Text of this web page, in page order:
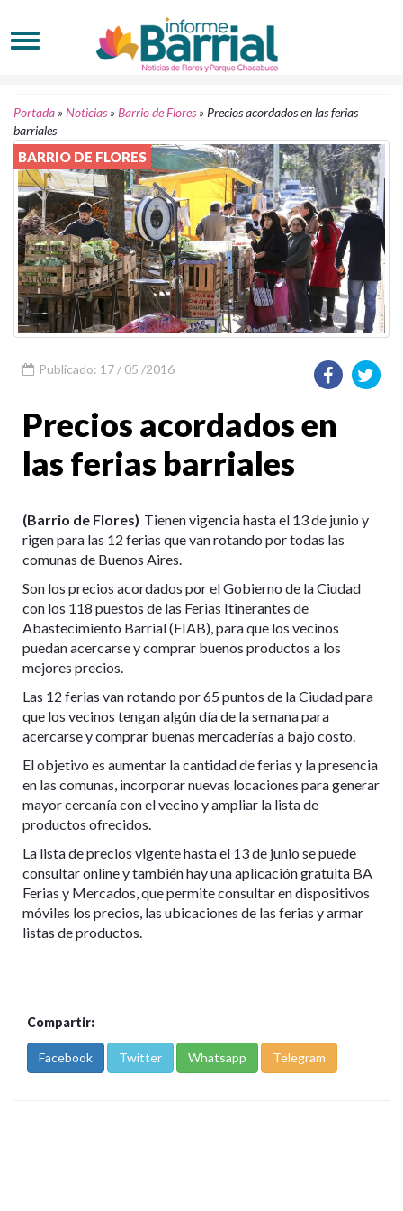
Portada »Noticias »Barrio de Flores » Precios acordados en las ferias
barriales
BARRIO DE FLORES
Publicado: 17 / 05 /2016
Precios acordados en
las ferias barriales
(Barrio de Flores) Tienen vigencia hasta el 13 de junio y
rigen para las 12 ferias que van rotando por todas las
comunas de Buenos Aires.
Son los precios acordados por el Gobierno de la Ciudad
con los 118 puestos de las Ferias Itinerantes de
Abastecimiento Barrial (FIAB), para que los vecinos
puedan acercarse y comprar buenos productos a los
mejores precios.
Las 12 ferias van rotando por 65 puntos de la Ciudad para
que los vecinos tengan algún día de la semana para
acercarse y comprar buenas mercaderías a bajo costo.
El objetivo es aumentar la cantidad de ferias y la presencia
en las comunas, incorporar nuevas locaciones para generar
mayor cercanía con el vecino y ampliar la lista de
productos ofrecidos.
La lista de precios vigente hasta el 13 de junio se puede
consultar online y también hay una aplicación gratuita BA
Ferias y Mercados, que permite consultar en dispositivos
móviles los precios, las ubicaciones de las ferias y armar
listas de productos.
Compartir:
Facebook Twitter Whatsapp Telegram